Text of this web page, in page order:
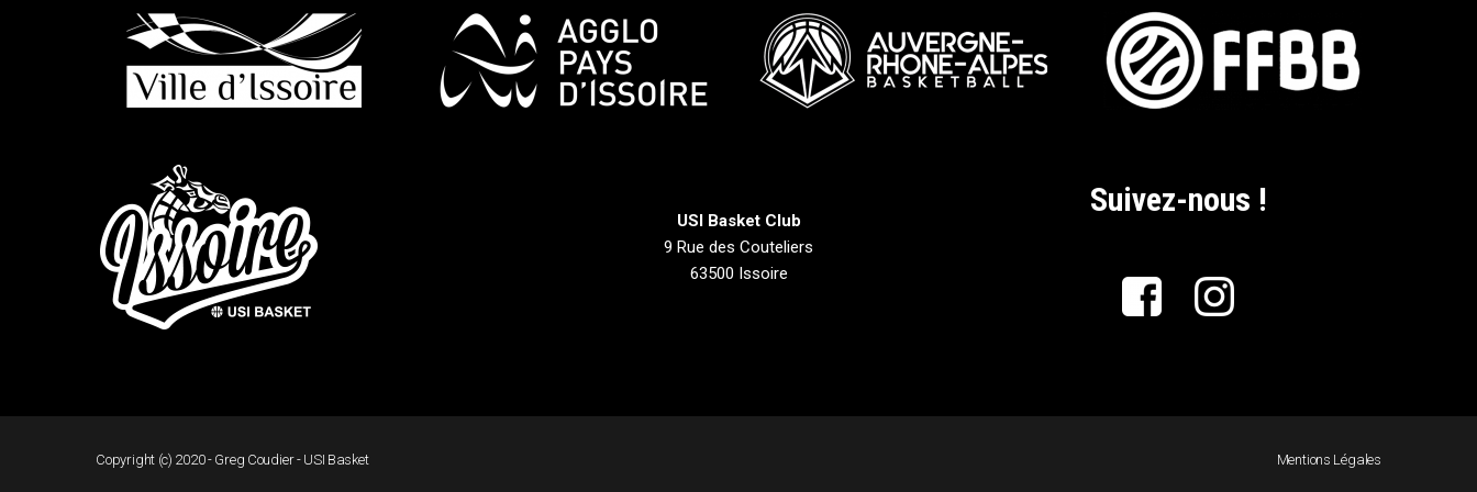
USI Basket Club
9 Rue des Couteliers
63500 Issoire
Suivez-nous !
Copyright (c) 2020 - Greg Coudier - USI Basket Mentions Légales